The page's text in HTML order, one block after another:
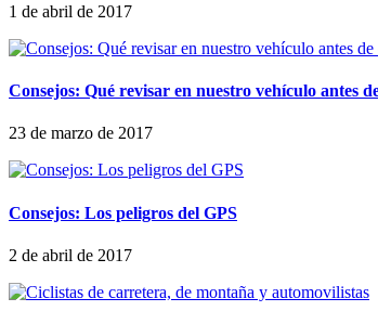
1 de abril de 2017
Consejos: Qué revisar en nuestro vehículo antes
23 de marzo de 2017
Consejos: Los peligros del GPS
2 de abril de 2017